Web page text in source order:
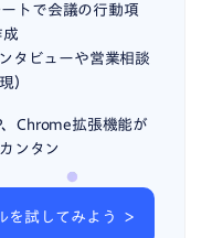
トで会議の行動項
成
タビューや営業相談
）
Chrome拡張機能が
ンタン
を試してみよう ＞